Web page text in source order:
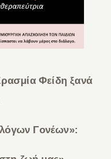
Φείδη ξανά
Γονέων»: